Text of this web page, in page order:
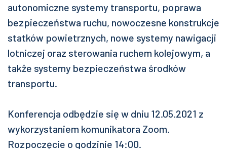
autonomiczne systemy transportu, poprawa
bezpieczeństwa ruchu, nowoczesne konstrukcje
statków powietrznych, nowe systemy nawigacji
lotniczej oraz sterowania ruchem kolejowym, a
także systemy bezpieczeństwa środków
transportu.
Konferencja odbędzie się w dniu 12.05.2021 z
wykorzystaniem komunikatora Zoom.
Rozpoczęcie o godzinie 14:00.